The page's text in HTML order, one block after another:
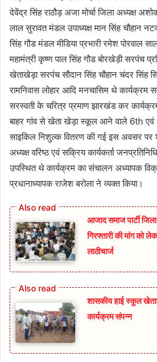
देवेंद्र सिंह राठौड़ अजा मोर्चा जिला अध्यक्ष
लाल सुरावत मंडल उपाध्यक्ष मान सिंह चौहान
सिंह गौड मंडल मीडिया प्रभारी रमेश पोरवाल
महामंत्री कृष्ण पाल सिंह गौड बोरखेड़ी सरपंच
खेताखेड़ा सरपंच सौदान सिंह चौहान चंदर सिंह
रामनिवास लोहार आदि मनचासिम थे कार्यक्रम
सरस्वती के चरित्र प्रमाण झारखंड कर
बाहर गांव से खेता खेड़ा स्कूल आने वाले 6th एवं
साइकिल निशुल्क वितरण की गई इस अवसर पर
अध्यक्ष वरिष्ठ एवं सक्रिय कार्यकर्ता
उपस्थित थे कार्यक्रम का संचालन अध्यापक
प्रधानाध्यापक राजेश बरोला ने व्यक्त किया।
आजाद समाज पार्टी
गिरफ्तारी की मांग को
लाठीचार्ज
शासकीय हाई स्कूल
कार्यक्रम संपन्न